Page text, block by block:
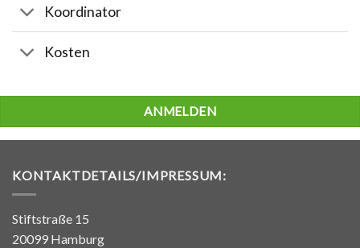
Koordinator
Kosten
ANMELDEN
KONTAKTDETAILS/IMPRESSUM:
Stiftstraße 15
20099 Hamburg